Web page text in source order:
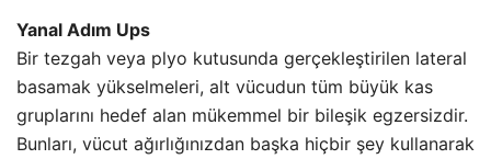
Yanal Adım Ups
Bir tezgah veya plyo kutusunda gerçekleştirilen lateral
basamak yükselmeleri, alt vücudun tüm büyük kas
gruplarını hedef alan mükemmel bir bileşik egzersizdir.
Bunları, vücut ağırlığınızdan başka hiçbir şey kullanarak